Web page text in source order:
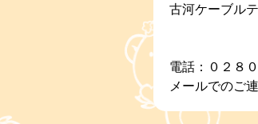
古河ケーブル
電話：０２８
メールでのご